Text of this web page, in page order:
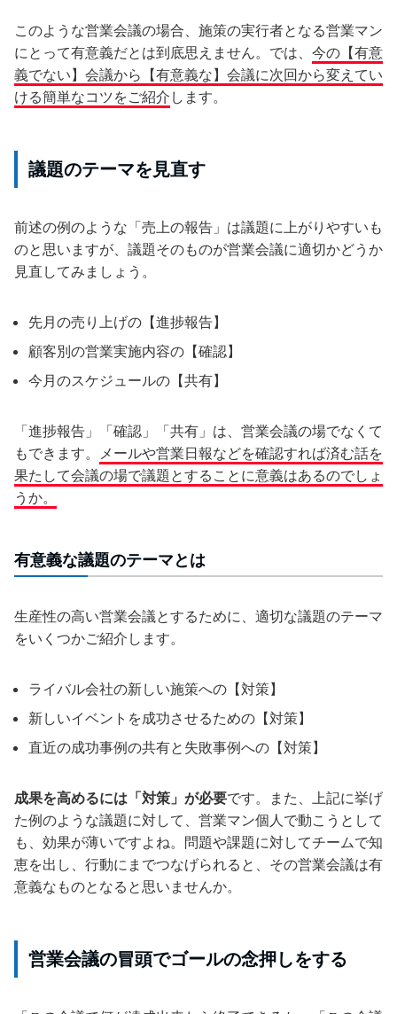
このような営業会議の場合、施策の実行者となる営業マン
にとって有意義だとは到底思えません。では、 今の【有意
義でない】会議から【有意義な】会議に次回から変えてい
ける簡単なコツをご紹介 します。
議題のテーマを見直す
前述の例のような「売上の報告」は議題に上がりやすいも
のと思いますが、議題そのものが営業会議に適切かどうか
見直してみましょう。
先月の売り上げの【進捗報告】
顧客別の営業実施内容の【確認】
今月のスケジュールの【共有】
「進捗報告」「確認」「共有」は、営業会議の場でなくて
もできます。 メールや営業日報などを確認すれば済む話を
果たして会議の場で議題とすることに意義はあるのでしょ
うか。
有意義な議題のテーマとは
生産性の高い営業会議とするために、適切な議題のテーマ
をいくつかご紹介します。
ライバル会社の新しい施策への【対策】
新しいイベントを成功させるための【対策】
直近の成功事例の共有と失敗事例への【対策】
成果を高めるには「対策」が必要です。また、上記に挙げ
た例のような議題に対して、営業マン個人で動こうとして
も、効果が薄いですよね。問題や課題に対してチームで知
恵を出し、行動にまでつなげられると、その営業会議は有
意義なものとなると思いませんか。
営業会議の冒頭でゴールの念押しをする